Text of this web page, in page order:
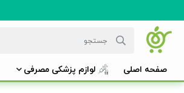
صفحه اصلی لوازم پزشکی مصرفی